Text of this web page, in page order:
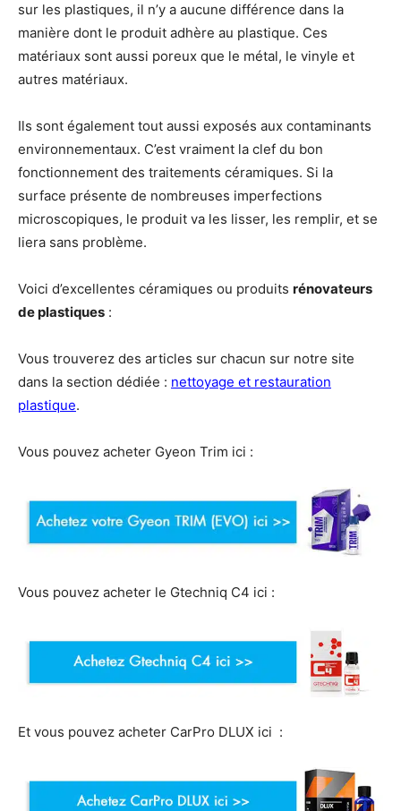
sur les plastiques, il n’y a aucune différence dans la
manière dont le produit adhère au plastique. Ces
matériaux sont aussi poreux que le métal, le vinyle et
autres matériaux.
Ils sont également tout aussi exposés aux contaminants
environnementaux. C’est vraiment la clef du bon
fonctionnement des traitements céramiques. Si la
surface présente de nombreuses imperfections
microscopiques, le produit va les lisser, les remplir, et se
liera sans problème.
Voici d’excellentes céramiques ou produits rénovateurs
de plastiques :
Vous trouverez des articles sur chacun sur notre site
dans la section dédiée : nettoyage et restauration
plastique.
Vous pouvez acheter Gyeon Trim ici :
Vous pouvez acheter le Gtechniq C4 ici :
Et vous pouvez acheter CarPro DLUX ici :